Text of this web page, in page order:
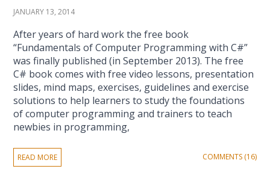
JANUARY 13, 2014
After years of hard work the free book
“Fundamentals of Computer Programming with C#”
was finally published (in September 2013). The free
C# book comes with free video lessons, presentation
slides, mind maps, exercises, guidelines and exercise
solutions to help learners to study the foundations
of computer programming and trainers to teach
newbies in programming,
READ MORE COMMENTS (16)